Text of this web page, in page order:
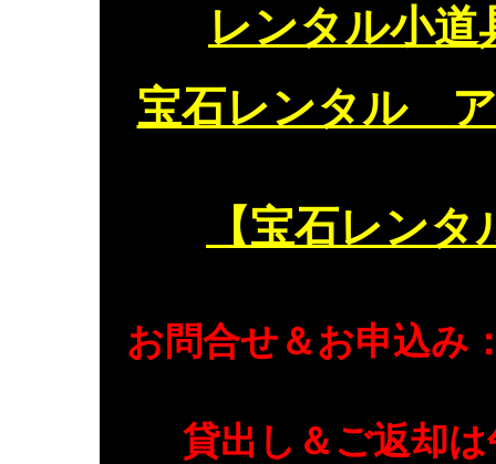
レンタル小道
宝石レンタル
【宝石レン
お問合せ＆お申込み
貸出し＆ご返却